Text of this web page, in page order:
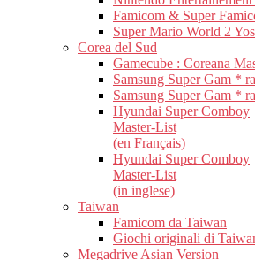
Famicom & Super
Super Mario World 2
Corea del Sud
Gamecube : Coreana
Samsung Super Gam *
Samsung Super Gam *
Hyundai Super Comboy
Master-List
(en Français)
Hyundai Super Comboy
Master-List
(in inglese)
Taiwan
Famicom da Taiwan
Giochi originali di
Megadrive Asian Version